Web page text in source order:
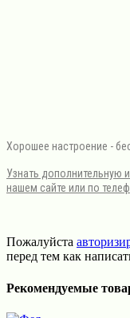
Хорошее настроение -
Узнать дополнительную
нашем сайте или по
Пожалуйста
перед тем как
Рекомендуемые